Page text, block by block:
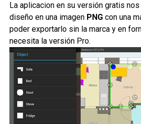
La aplicacion en su versión gratis
diseño en una imagen PNGcon una
poder exportarlo sin la marca y en
necesita la versión Pro.